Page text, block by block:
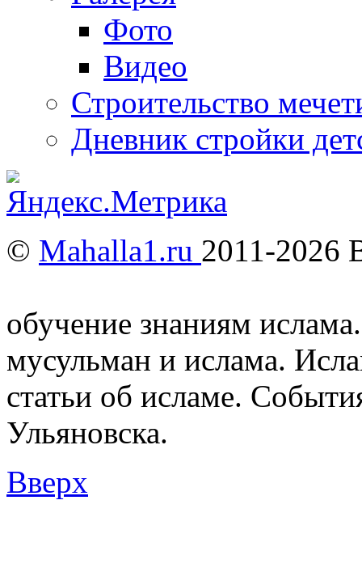
Фото
Видео
Строительство
Дневник стройки
© Mahalla1.ru 2011-2026
обучение знаниям
мусульман и ислама.
статьи об исламе.
Ульяновска.
Вверх